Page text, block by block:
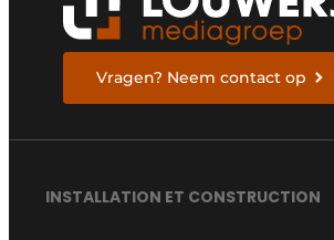
Vragen? Neem contact op
INSTALLATION ET CONSTRUCTION